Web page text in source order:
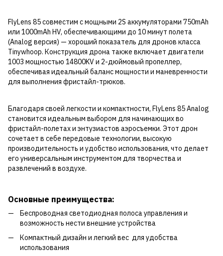
FlyLens 85 совместим с мощными 2S аккумуляторами 750mAh
или 1000mAh HV, обеспечивающими до 10 минут полета
(Analog версия) — хороший показатель для дронов класса
Tinywhoop. Конструкция дрона также включает двигатели
1003 мощностью 14800KV и 2-дюймовый пропеллер,
обеспечивая идеальный баланс мощности и маневренности
для выполнения фристайл-трюков.
Благодаря своей легкости и компактности, FlyLens 85 Analog
становится идеальным выбором для начинающих во
фристайл-полетах и энтузиастов аэросъемки. Этот дрон
сочетает в себе передовые технологии, высокую
производительность и удобство использования, что делает
его универсальным инструментом для творчества и
развлечений в воздухе.
Основные преимущества:
Беспроводная светодиодная полоса управления и
возможность нести внешние устройства
Компактный дизайн и легкий вес для удобства
использования